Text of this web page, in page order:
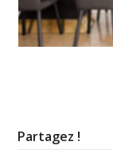
Partagez !